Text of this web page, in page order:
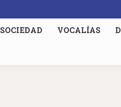
SOCIEDAD VOCALÍAS